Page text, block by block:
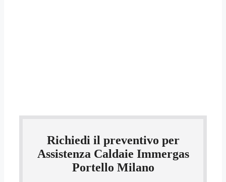
Richiedi il preventivo per
Assistenza Caldaie Immergas
Portello Milano